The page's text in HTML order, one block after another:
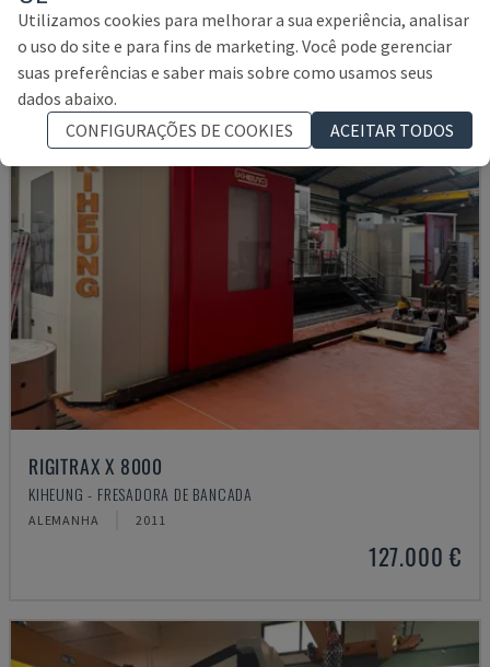
295.000 €
RIGITRAX X 8000
KIHEUNG - FRESADORA DE BANCADA
ALEMANHA 2011
127.000 €
Utilizamos cookies para melhorar a sua experiência, analisar
o uso do site e para fins de marketing. Você pode gerenciar
suas preferências e saber mais sobre como usamos seus
dados abaixo.
CONFIGURAÇÕES DE COOKIES
ACEITAR TODOS